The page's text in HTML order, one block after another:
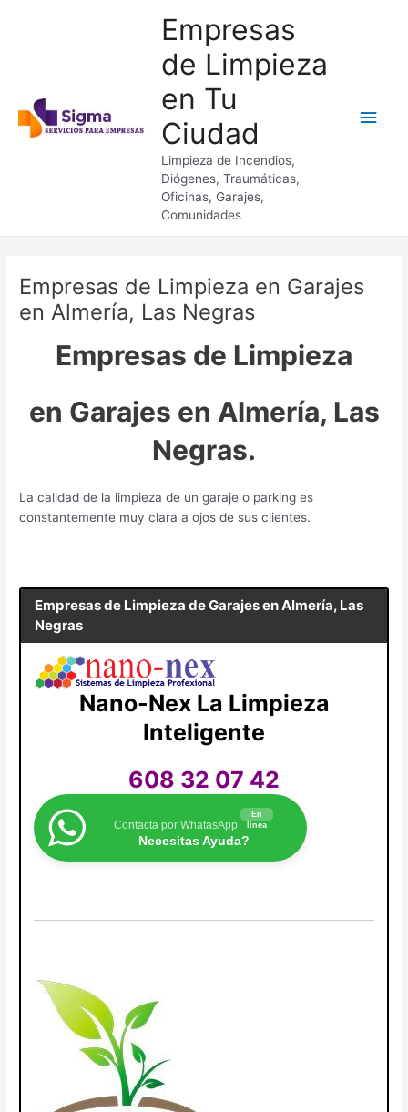
Empresas
de Limpieza
en Tu
Ciudad
Limpieza de Incendios,
Diógenes, Traumáticas,
Oficinas, Garajes,
Comunidades
Empresas de Limpieza en Garajes
en Almería, Las Negras
Empresas de Limpieza
en Garajes en Almería, Las
Negras.
La calidad de la limpieza de un garaje o parking es
constantemente muy clara a ojos de sus clientes.
Empresas de Limpieza de Garajes enAlmería, Las
Negras
Nano-Nex La Limpieza
Inteligente
608 32 07 42
Contacta por WhatasApp
En
línea
Necesitas Ayuda?